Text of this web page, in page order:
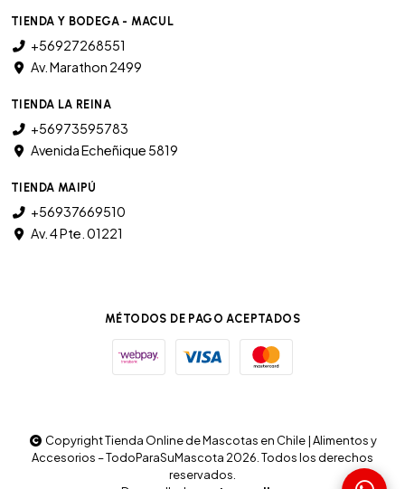
TIENDA Y BODEGA - MACUL
+56927268551
Av. Marathon 2499
TIENDA LA REINA
+56973595783
Avenida Echeñique 5819
TIENDA MAIPÚ
+56937669510
Av. 4 Pte. 01221
MÉTODOS DE PAGO ACEPTADOS
Copyright Tienda Online de Mascotas en Chile | Alimentos y
Accesorios – TodoParaSuMascota 2026. Todos los derechos
reservados.